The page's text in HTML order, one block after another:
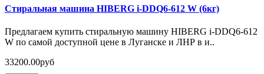
Стиральная машина HIBERG i-DDQ6-612 W (6кг)
Предлагаем купить стиральную машину HIBERG i-DDQ6-612
W по самой доступной цене в Луганске и ЛНР в и..
33200.00руб